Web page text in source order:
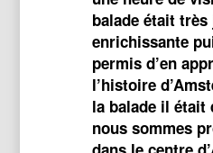
balade était
enrichissante
permis d’en
l’histoire
la balade il était
nous sommes